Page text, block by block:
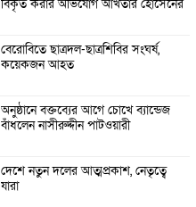
বিকৃত করার অভিযোগ আখতার হোসেনের
বেরোবিতে ছাত্রদল-ছাত্রশিবির সংঘর্ষ,
কয়েকজন আহত
অনুষ্ঠানে বক্তব্যের আগে চোখে ব্যান্ডেজ
বাঁধলেন নাসীরুদ্দীন পাটওয়ারী
দেশে নতুন দলের আত্মপ্রকাশ, নেতৃত্বে
যারা